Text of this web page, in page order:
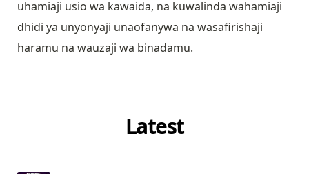
uhamiaji usio wa kawaida, na kuwalinda wahamiaji
dhidi ya unyonyaji unaofanywa na wasafirishaji
haramu na wauzaji wa binadamu.
Latest